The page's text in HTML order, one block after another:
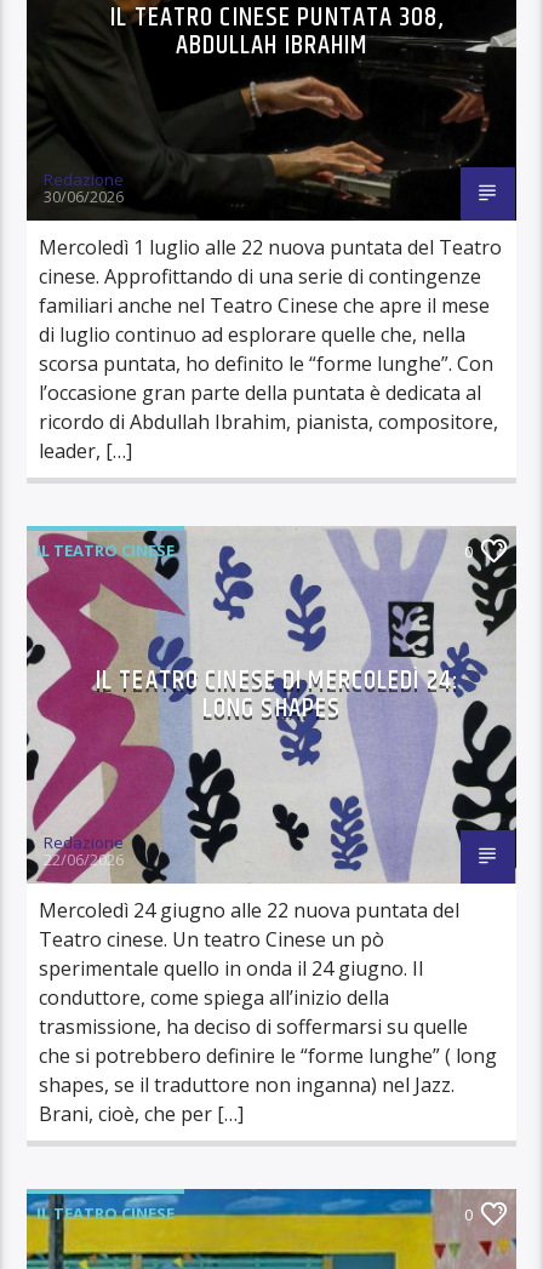
IL TEATRO CINESE PUNTATA 308,
ABDULLAH IBRAHIM
Redazione
30/06/2026
Mercoledì 1 luglio alle 22 nuova puntata del Teatro
cinese. Approfittando di una serie di contingenze
familiari anche nel Teatro Cinese che apre il mese
di luglio continuo ad esplorare quelle che, nella
scorsa puntata, ho definito le “forme lunghe”. Con
l’occasione gran parte della puntata è dedicata al
ricordo di Abdullah Ibrahim, pianista, compositore,
leader, […]
IL TEATRO CINESE 0
IL TEATRO CINESE DI MERCOLEDÌ 24:
LONG SHAPES
Redazione
22/06/2026
Mercoledì 24 giugno alle 22 nuova puntata del
Teatro cinese. Un teatro Cinese un pò
sperimentale quello in onda il 24 giugno. Il
conduttore, come spiega all’inizio della
trasmissione, ha deciso di soffermarsi su quelle
che si potrebbero definire le “forme lunghe” ( long
shapes, se il traduttore non inganna) nel Jazz.
Brani, cioè, che per […]
IL TEATRO CINESE 0